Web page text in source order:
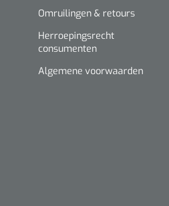
Omruilingen & retours
Herroepingsrecht
consumenten
Algemene voorwaarden